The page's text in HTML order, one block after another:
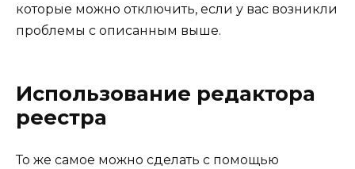
которые можно отключить, если у вас возникли
проблемы с описанным выше.
Использование редактора
реестра
То же самое можно сделать с помощью